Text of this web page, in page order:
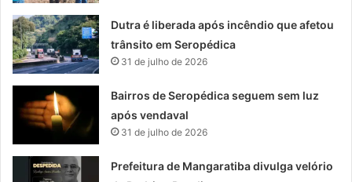
Dutra é liberada após incêndio que afetou
trânsito em Seropédica
31 de julho de 2026
Bairros de Seropédica seguem sem luz
após vendaval
31 de julho de 2026
Prefeitura de Mangaratiba divulga velório